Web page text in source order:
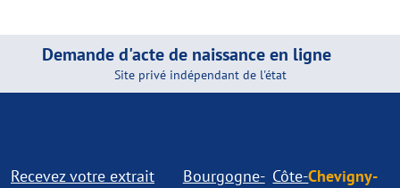
Demande d'acte de naissance en ligne
Site privé indépendant de l'état
Recevez votre extrait
Bourgogne- Côte-Chevigny-